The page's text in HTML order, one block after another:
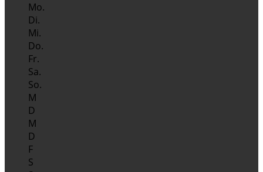
Mo.
Di.
Mi.
Do.
Fr.
Sa.
So.
M
D
M
D
F
S